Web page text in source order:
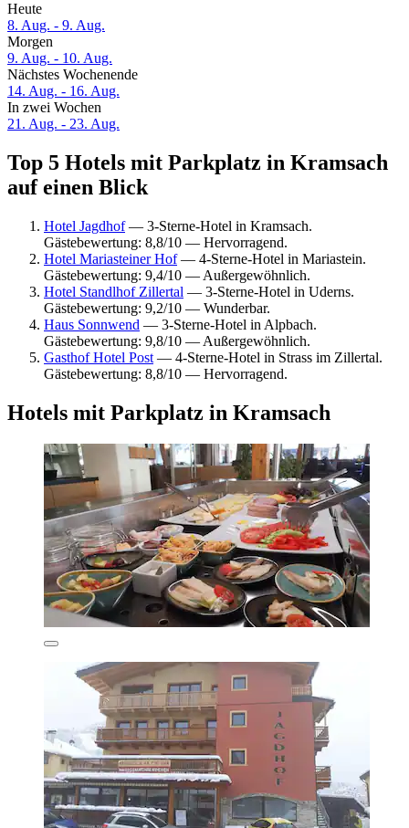
Heute
8. Aug. - 9. Aug.
Morgen
9. Aug. - 10. Aug.
Nächstes Wochenende
14. Aug. - 16. Aug.
In zwei Wochen
21. Aug. - 23. Aug.
Top 5 Hotels mit Parkplatz in Kramsach
auf einen Blick
Hotel Jagdhof— 3-Sterne-Hotel in Kramsach.
Gästebewertung: 8,8/10 — Hervorragend.
Hotel Mariasteiner Hof— 4-Sterne-Hotel in Mariastein.
Gästebewertung: 9,4/10 — Außergewöhnlich.
Hotel Standlhof Zillertal — 3-Sterne-Hotel in Uderns.
Gästebewertung: 9,2/10 — Wunderbar.
Haus Sonnwend — 3-Sterne-Hotel in Alpbach.
Gästebewertung: 9,8/10 — Außergewöhnlich.
Gasthof Hotel Post — 4-Sterne-Hotel in Strass im Zillertal.
Gästebewertung: 8,8/10 — Hervorragend.
Hotels mit Parkplatz in Kramsach